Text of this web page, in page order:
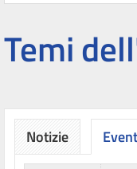
Temi
Notizie